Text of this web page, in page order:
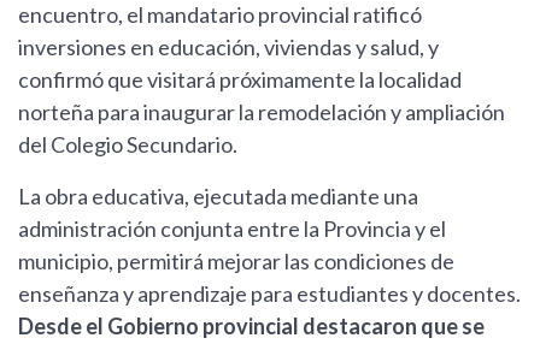
encuentro, el mandatario provincial ratificó
inversiones en educación, viviendas y salud, y
confirmó que visitará próximamente la localidad
norteña para inaugurar la remodelación y ampliación
del Colegio Secundario.
La obra educativa, ejecutada mediante una
administración conjunta entre la Provincia y el
municipio, permitirá mejorar las condiciones de
enseñanza y aprendizaje para estudiantes y docentes.
Desde el Gobierno provincial destacaron que se